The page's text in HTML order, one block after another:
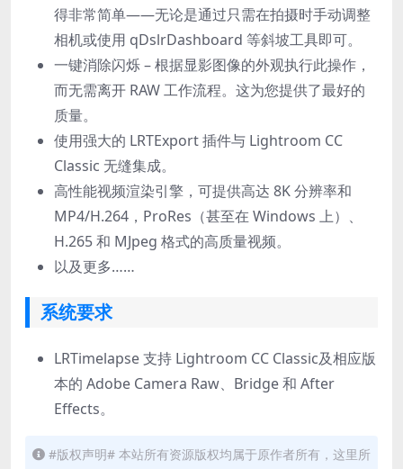
得非常简单——无论是通过只需在拍摄时手动调整
相机或使用 qDslrDashboard 等斜坡工具即可。
一键消除闪烁 – 根据显影图像的外观执行此操作，
而无需离开 RAW 工作流程。这为您提供了最好的
质量。
使用强大的 LRTExport 插件与 Lightroom CC
Classic 无缝集成。
高性能视频渲染引擎，可提供高达 8K 分辨率和
MP4/H.264，ProRes（甚至在 Windows 上）、
H.265 和 MJpeg 格式的高质量视频。
以及更多……
系统要求
LRTimelapse 支持 Lightroom CC Classic及相应版
本的 Adobe Camera Raw、Bridge 和 After
Effects。
#版权声明# 本站所有资源版权均属于原作者所有，这里所